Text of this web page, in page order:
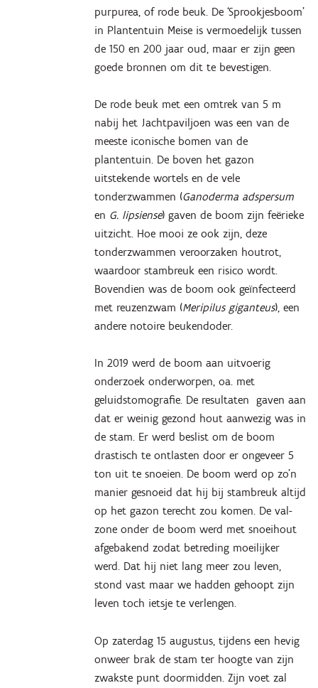
purpurea, of rode beuk. De ‘Sprookjesboom’
in Plantentuin Meise is vermoedelijk tussen
de 150 en 200 jaar oud, maar er zijn geen
goede bronnen om dit te bevestigen.
De rode beuk met een omtrek van 5 m
nabij het Jachtpaviljoen was een van de
meeste iconische bomen van de
plantentuin. De boven het gazon
uitstekende wortels en de vele
tonderzwammen (Ganoderma adspersum
en G. lipsiense) gaven de boom zijn feërieke
uitzicht. Hoe mooi ze ook zijn, deze
tonderzwammen veroorzaken houtrot,
waardoor stambreuk een risico wordt.
Bovendien was de boom ook geïnfecteerd
met reuzenzwam (Meripilus giganteus), een
andere notoire beukendoder.
In 2019 werd de boom aan uitvoerig
onderzoek onderworpen, oa. met
geluidstomografie. De resultaten gaven aan
dat er weinig gezond hout aanwezig was in
de stam. Er werd beslist om de boom
drastisch te ontlasten door er ongeveer 5
ton uit te snoeien. De boom werd op zo’n
manier gesnoeid dat hij bij stambreuk altijd
op het gazon terecht zou komen. De val-
zone onder de boom werd met snoeihout
afgebakend zodat betreding moeilijker
werd. Dat hij niet lang meer zou leven,
stond vast maar we hadden gehoopt zijn
leven toch ietsje te verlengen.
Op zaterdag 15 augustus, tijdens een hevig
onweer brak de stam ter hoogte van zijn
zwakste punt doormidden. Zijn voet zal